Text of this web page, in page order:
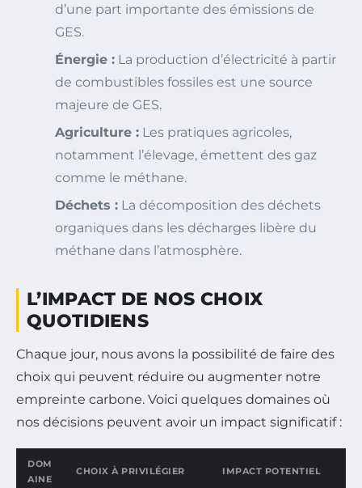
d’une part importante des émissions de
GES.
Énergie : La production d’électricité à partir
de combustibles fossiles est une source
majeure de GES.
Agriculture : Les pratiques agricoles,
notamment l’élevage, émettent des gaz
comme le méthane.
Déchets : La décomposition des déchets
organiques dans les décharges libère du
méthane dans l’atmosphère.
L’IMPACT DE NOS CHOIX
QUOTIDIENS
Chaque jour, nous avons la possibilité de faire des
choix qui peuvent réduire ou augmenter notre
empreinte carbone. Voici quelques domaines où
nos décisions peuvent avoir un impact significatif :
DOM
AINE
CHOIX À PRIVILÉGIER IMPACT POTENTIEL